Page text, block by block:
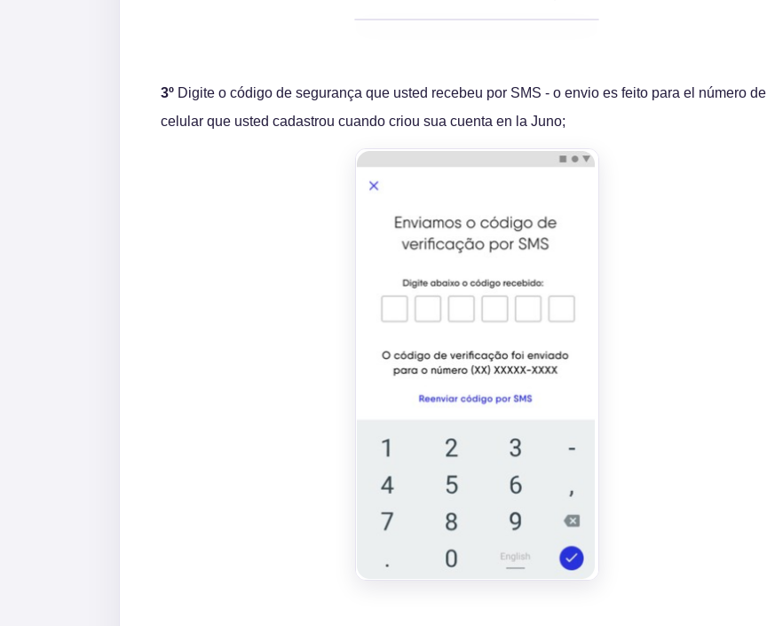
3º Digite o código de segurança que usted recebeu por SMS - o envio es feito para el número de
celular que usted cadastrou cuando criou sua cuenta en la Juno;